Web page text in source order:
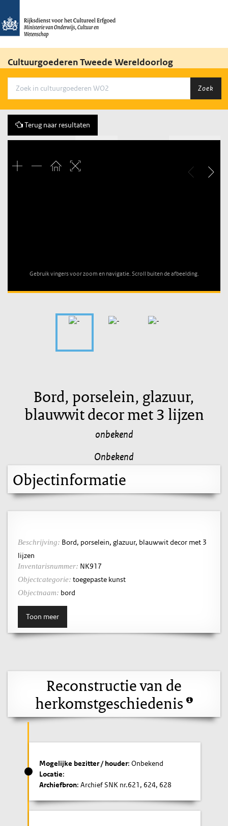
Cultuurgoederen Tweede Wereldoorlog
Zoek
Terug naar resultaten
Gebruik vingers voor zoom en navigatie. Scroll buiten de afbeelding.
Bord, porselein, glazuur,
blauwwit decor met 3 lijzen
onbekend
Onbekend
Objectinformatie
Beschrijving: Bord, porselein, glazuur, blauwwit decor met 3
lijzen
Inventarisnummer: NK917
Objectcategorie: toegepaste kunst
Objectnaam: bord
Toon meer
Reconstructie van de
herkomstgeschiedenis
Mogelijke bezitter / houder: Onbekend
Locatie:
Archiefbron: Archief SNK nr.621, 624, 628